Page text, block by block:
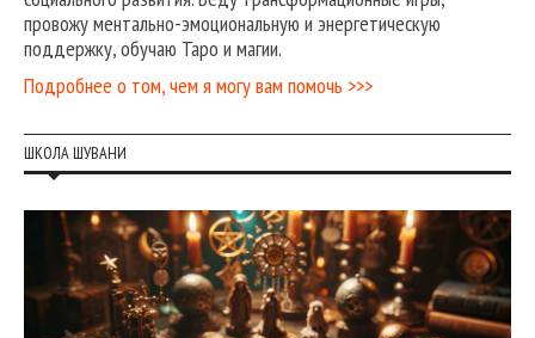
провожу ментально-эмоциональную и энергетическую
поддержку, обучаю Таро и магии.
Подробнее о том, чем я могу вам помочь >>>
ШКОЛА ШУВАНИ